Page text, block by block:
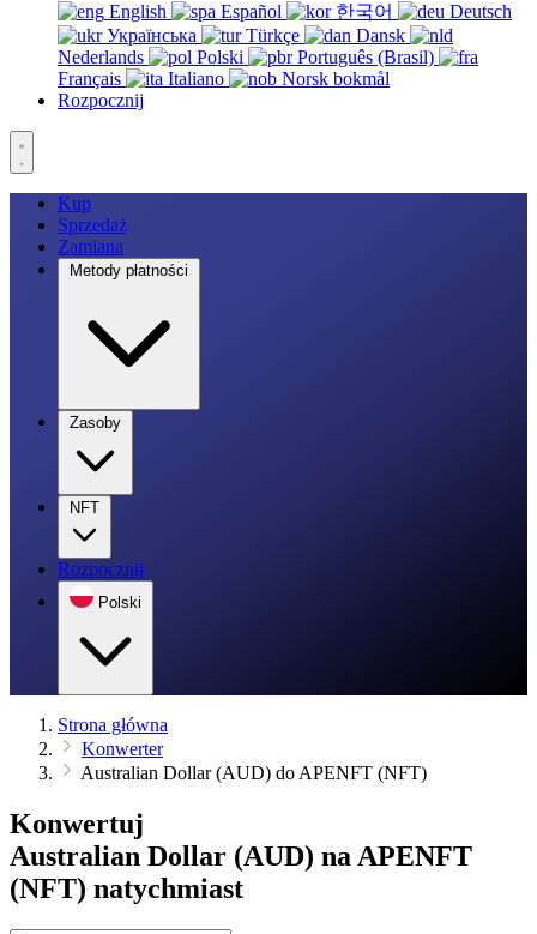
English Español 한국어
Deutsch
Українська
Türkçe
Dansk
Nederlands
Polski
Português (Brasil)
Français
Italiano
Norsk bokmål
Rozpocznij
Kup
Sprzedaż
Zamiana
Metody płatności
Zasoby
NFT
Rozpocznij
Polski
Strona główna
Konwerter
Australian Dollar (AUD) do APENFT (NFT)
Konwertuj
Australian Dollar (AUD) na APENFT
(NFT) natychmiast